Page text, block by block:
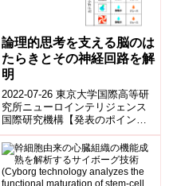
論理的思考を支える脳のは
たらきとその神経回路を解
明
2022-07-26 東京大学国際高等研
究所ニューロインテリジェンス
国際研究機構【発表のポイン
ト】◆論理的な推論で将来を予
測し、判断・行動するような思
考回路が脳...